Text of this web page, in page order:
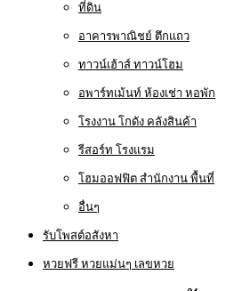
ที่ดิน
อาคารพาณิชย์ ตึกแถว
ทาวน์เฮ้าส์ ทาวน์โฮม
อพาร์ทเม้นท์ ห้องเช่า หอพัก
โรงงาน โกดัง คลังสินค้า
รีสอร์ท โรงแรม
โฮมออฟฟิต สำนักงาน พื้นที่
อื่นๆ
รับโพสต์อสังหา
หวยฟรี หวยแม่นๆ เลขหวย